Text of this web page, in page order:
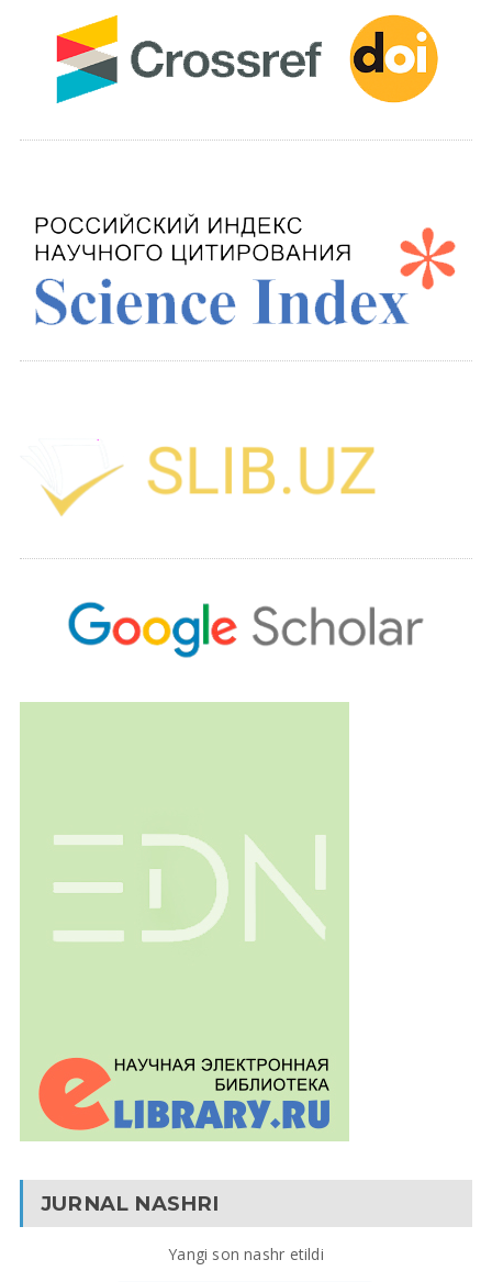
JURNAL NASHRI
Yangi son nashr etildi